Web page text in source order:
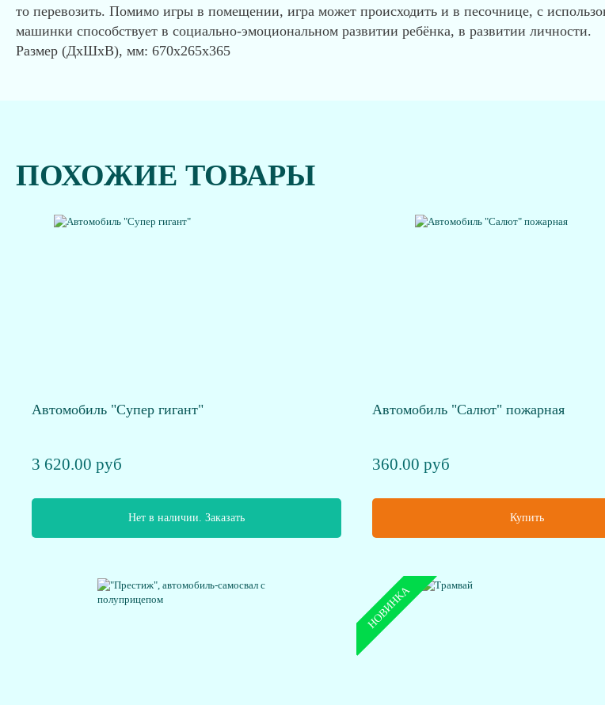
то перевозить. Помимо игры в помещении, игра может происходить и в песочнице, с
машинки способствует в социально-эмоциональном развитии ребёнка, в развитии личности.
Размер (ДхШхВ), мм: 670x265x365
ПОХОЖИЕ ТОВАРЫ
Автомобиль "Супер гигант"
3 620.00 руб
Нет в наличии. Заказать
Автомобиль "Салют" пожарная
360.00 руб
Купить
НОВИНКА